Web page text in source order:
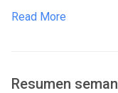
Read More
Resumen